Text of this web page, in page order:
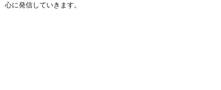
心に発信していきます。